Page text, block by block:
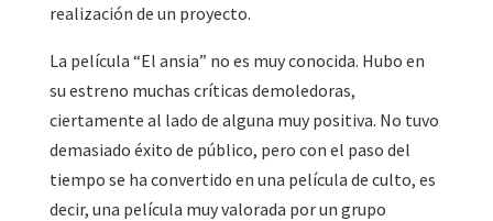
realización de un proyecto.
La película “El ansia” no es muy conocida. Hubo en
su estreno muchas críticas demoledoras,
ciertamente al lado de alguna muy positiva. No tuvo
demasiado éxito de público, pero con el paso del
tiempo se ha convertido en una película de culto, es
decir, una película muy valorada por un grupo